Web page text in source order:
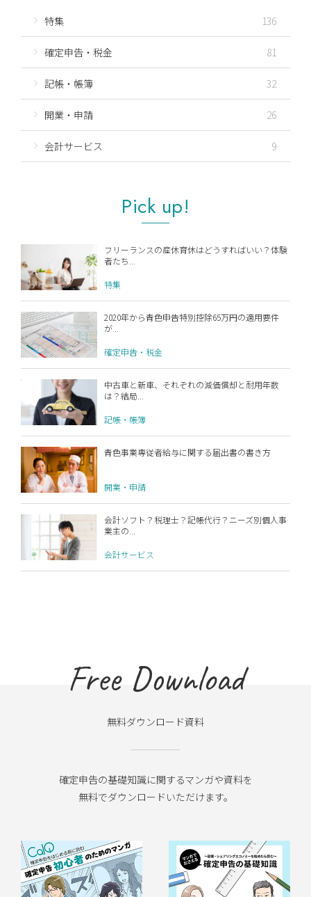
特集 136
確定申告・税金 81
記帳・帳簿 32
開業・申請 26
会計サービス 9
Pick up!
フリーランスの産休育休はどうすればいい？体験
者たち...
特集
2020年から青色申告特別控除65万円の適用要件
が...
確定申告・税金
中古車と新車、それぞれの減価償却と耐用年数
は？結局...
記帳・帳簿
青色事業専従者給与に関する届出書の書き方
開業・申請
会計ソフト？税理士？記帳代行？ニーズ別個人事
業主の...
会計サービス
Free Download
無料ダウンロード資料
確定申告の基礎知識に関するマンガや資料を
無料でダウンロードいただけます。